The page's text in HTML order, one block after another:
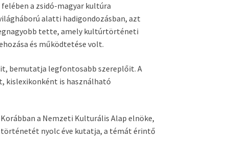
a zsidó-magyar kultúra
alatti hadigondozásban, azt
tette, amely kultúrtörténeti
és működtetése volt.
bemutatja legfontosabb szereplőit. A
kislexikonként is használható
a Nemzeti Kulturális Alap elnöke,
nyolc éve kutatja, a témát érintő